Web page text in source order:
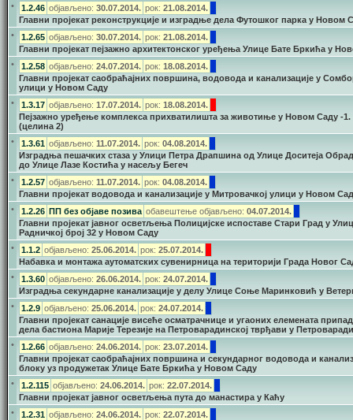
• 1.2.46 објављено: 30.07.2014. рок: 21.08.2014.
Главни пројекат реконструкције и изградње дела Футошког парка у Новом
•
1.2.65 објављено: 30.07.2014. рок: 21.08.2014.
Главни пројекат пејзажно архитектонског уређења Улице Бате Бркића у
•
1.2.58 објављено: 24.07.2014. рок: 18.08.2014.
Главни пројекат саобраћајних површина, водовода и канализације у
улици у Новом Саду
•
1.3.17 објављено: 17.07.2014. рок: 18.08.2014.
Пејзажно уређење комплекса прихватилишта за животиње у Новом Саду -1.
(целина 2)
•
1.3.61 објављено: 11.07.2014. рок: 04.08.2014.
Изградња пешачких стаза у Улици Петра Драпшина од Улице Доситеја
до Улице Лазе Костића у насељу Бегеч
•
1.2.57 објављено: 11.07.2014. рок: 04.08.2014.
Главни пројекат водовода и канализације у Митровачкој улици у Новом
•
1.2.26 ПП без објаве позива обавештење објављено: 04.07.2014.
Главни пројекат јавног осветљења Полицијске испоставе Стари Град у
Радничкој број 32 у Новом Саду
•
1.1.2 објављено: 25.06.2014. рок: 25.07.2014.
Набавка и монтажа аутоматских сувенирница на територији Града Новог
•
1.3.60 објављено: 26.06.2014. рок: 24.07.2014.
Изградња секундарне канализације у делу Улице Соње Маринковић у
•
1.2.9 објављено: 25.06.2014. рок: 24.07.2014.
Главни пројекат санације висеће осматрачнице и угаоних елемената
дела бастиона Марије Терезије на Петроварадинској тврђави у
•
1.2.66 објављено: 24.06.2014. рок: 23.07.2014.
Главни пројекат саобраћајних површина и секундарног водовода и
блоку уз продужетак Улице Бате Бркића у Новом Саду
•
1.2.115 објављено: 24.06.2014. рок: 22.07.2014.
Главни пројекат јавног осветљења пута до манастира у Каћу
•
1.2.31 објављено: 24.06.2014. рок: 22.07.2014.